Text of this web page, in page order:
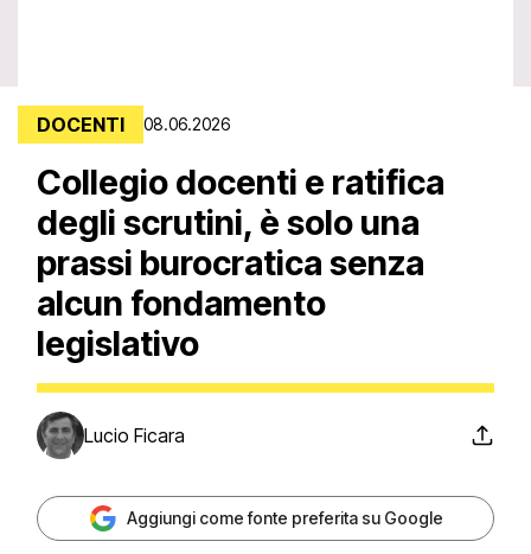
DOCENTI 08.06.2026
Collegio docenti e ratifica
degli scrutini, è solo una
prassi burocratica senza
alcun fondamento
legislativo
Lucio Ficara
Aggiungi come fonte preferita su Google